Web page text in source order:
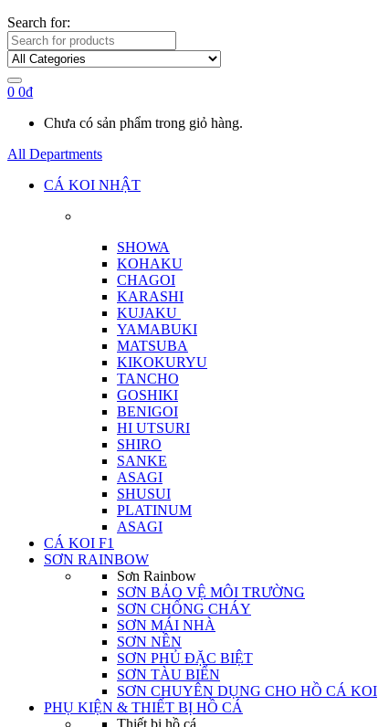
Search for:
0 0₫
Chưa có sản phẩm trong giỏ hàng.
All Departments
CÁ KOI NHẬT
SHOWA
KOHAKU
CHAGOI
KARASHI
KUJAKU
YAMABUKI
MATSUBA
KIKOKURYU
TANCHO
GOSHIKI
BENIGOI
HI UTSURI
SHIRO
SANKE
ASAGI
SHUSUI
PLATINUM
ASAGI
CÁ KOI F1
SƠN RAINBOW
Sơn Rainbow
SƠN BẢO VỆ MÔI TRƯỜNG
SƠN CHỐNG CHÁY
SƠN MÁI NHÀ
SƠN NỀN
SƠN PHỦ ĐẶC BIỆT
SƠN TÀU BIỂN
SƠN CHUYÊN DỤNG CHO HỒ CÁ KOI
PHỤ KIỆN & THIẾT BỊ HỒ CÁ
Thiết bị hồ cá